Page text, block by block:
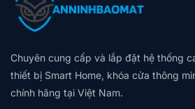
Kết nối:
Chip & Bộ nhớ:
CPU nhanh hơn
2020, RAM 4 GB, lưu trữ 32 GB
Chuyên cung cấp và lắp đặt hệ thống
thiết bị Smart Home, khóa cửa thông
chính hãng tại Việt Nam.